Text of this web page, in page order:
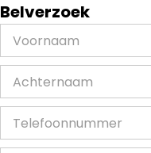
Belverzoek